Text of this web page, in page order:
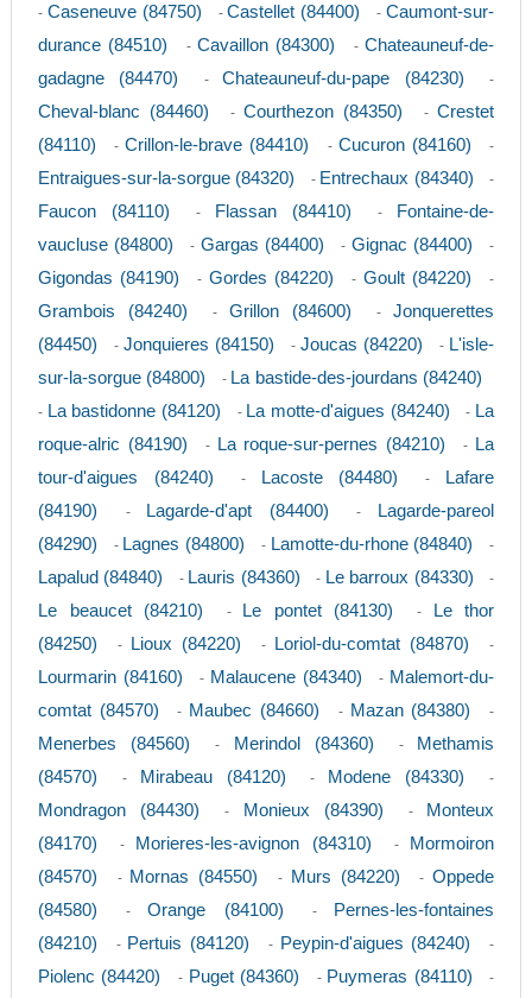
- Caseneuve (84750) -Castellet (84400) -Caumont-sur-
durance (84510)
-Cavaillon (84300) -Chateauneuf-de-
gadagne (84470)
-Chateauneuf-du-pape (84230) -
Cheval-blanc (84460) -Courthezon (84350) -Crestet
(84110)
-Crillon-le-brave (84410) - Cucuron (84160) -
Entraigues-sur-la-sorgue (84320) - Entrechaux (84340) -
Faucon (84110) - Flassan (84410) -
Fontaine-de-
vaucluse (84800)
- Gargas (84400) - Gignac (84400) -
Gigondas (84190) - Gordes (84220) - Goult (84220) -
Grambois (84240) -Grillon (84600) -Jonquerettes
(84450)
- Jonquieres (84150) -Joucas (84220) - L'isle-
sur-la-sorgue (84800)
- La bastide-des-jourdans (84240)
- La bastidonne (84120) - La motte-d'aigues (84240) - La
roque-alric (84190)
- La roque-sur-pernes (84210) - La
tour-d'aigues (84240)
- Lacoste (84480) -
Lafare
(84190)
- Lagarde-d'apt (84400) -
Lagarde-pareol
(84290)
- Lagnes (84800) - Lamotte-du-rhone (84840) -
Lapalud (84840) - Lauris (84360) - Le barroux (84330) -
Le beaucet (84210) - Le pontet (84130) -
Le thor
(84250)
- Lioux (84220) - Loriol-du-comtat (84870) -
Lourmarin (84160) - Malaucene (84340) - Malemort-du-
comtat (84570)
- Maubec (84660) - Mazan (84380) -
Menerbes (84560) - Merindol (84360) -
Methamis
(84570)
- Mirabeau (84120) - Modene (84330) -
Mondragon (84430) - Monieux (84390) -
Monteux
(84170)
- Morieres-les-avignon (84310) -
Mormoiron
(84570)
- Mornas (84550) - Murs (84220) -Oppede
(84580)
-Orange (84100) -
Pernes-les-fontaines
(84210)
- Pertuis (84120) - Peypin-d'aigues (84240) -
Piolenc (84420) - Puget (84360) - Puymeras (84110) -